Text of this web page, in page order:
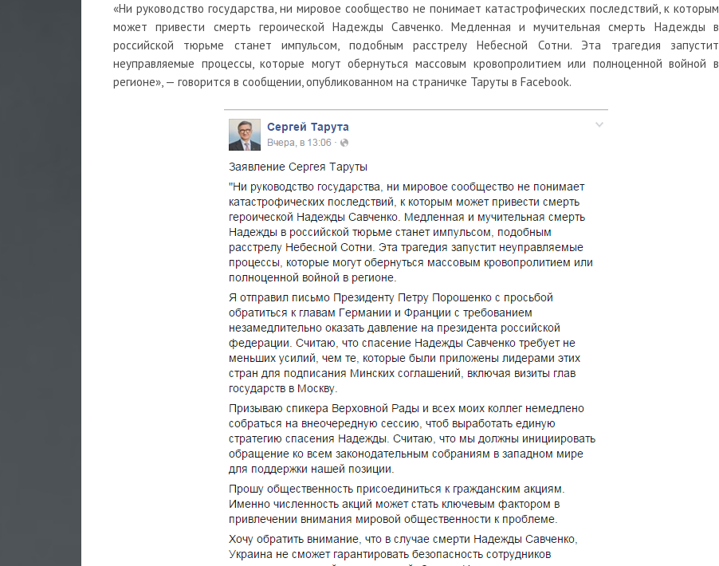
«Ни руководство государства, ни мировое сообщество не понимает катастрофических последствий, к которым
может привести смерть героической Надежды Савченко. Медленная и мучительная смерть Надежды в
российской тюрьме станет импульсом, подобным расстрелу Небесной Сотни. Эта трагедия запустит
неуправляемые процессы, которые могут обернуться массовым кровопролитием или полноценной войной в
регионе», — говорится в сообщении, опубликованном на страничке Таруты в Facebook.